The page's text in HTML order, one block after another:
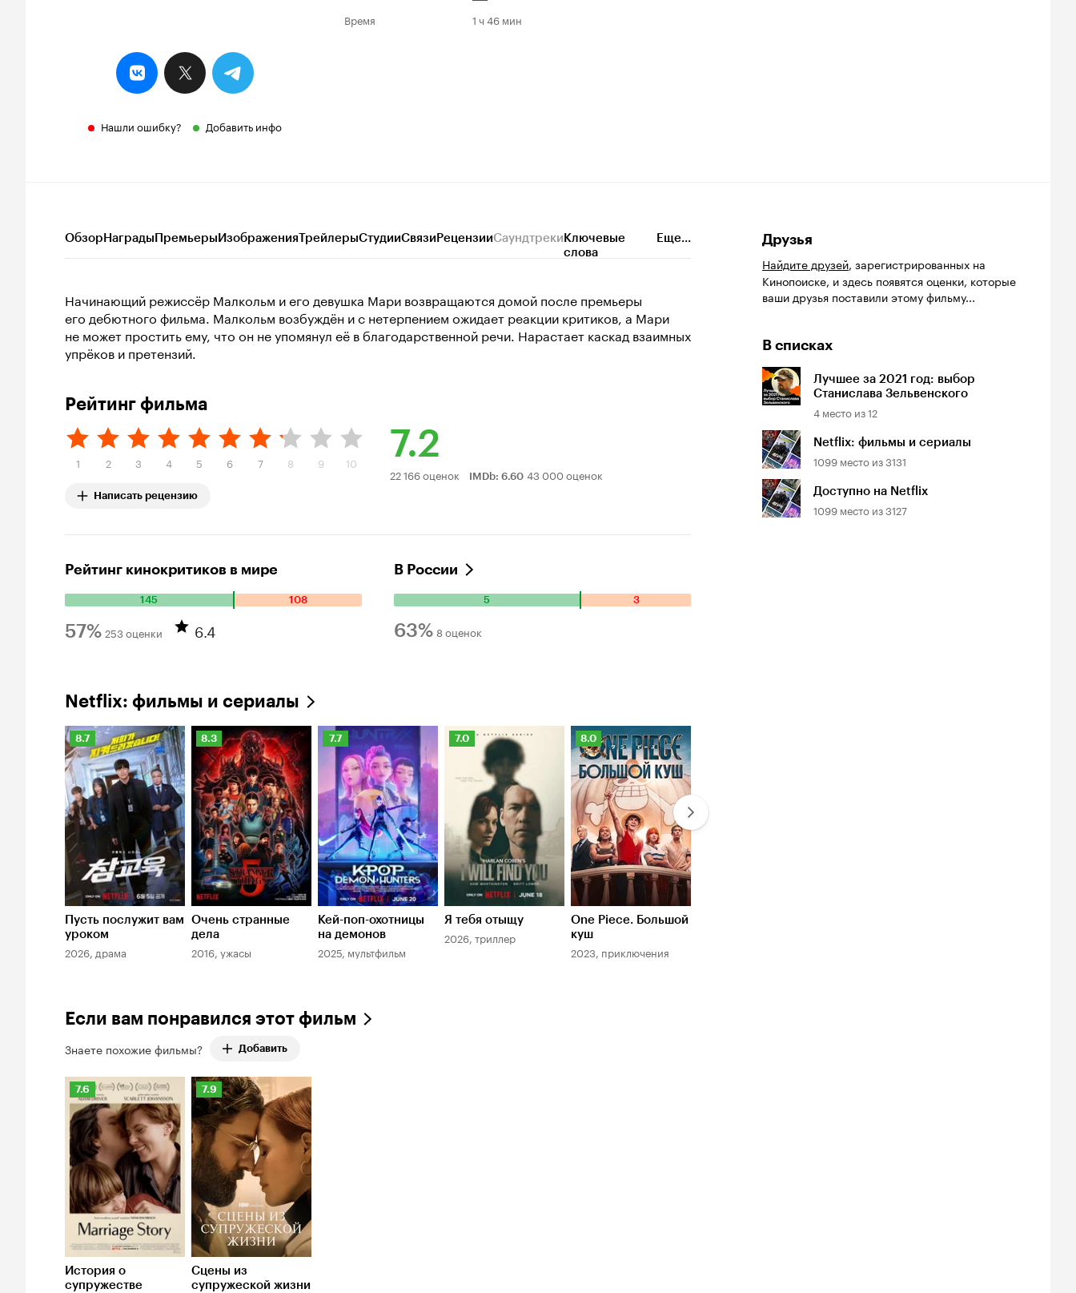
Нашли ошибку? Добавить инфо
Время 1 ч 46 мин
ОбзорНаградыПремьерыИзображенияТрейлерыСтудииСвязиРецензииСаундтрекиКлючевые
слова
Еще...
Начинающий режиссёр Малкольм и его девушка Мари возвращаются домой после премьеры
его дебютного фильма. Малкольм возбуждён и с нетерпением ожидает реакции критиков, а Мари
не может простить ему, что он не упомянул её в благодарственной речи. Нарастает каскад взаимных
упрёков и претензий.
Рейтинг фильма
1 2 3 4 5 6 7 8 9 10
Написать рецензию
7.2
Рейтинг
7.2
22 166 оценок IMDb: 6.60 43 000 оценок
Рейтинг кинокритиков в мире
145 108
Количество
положительных
оценок:
оценок:
57%
57%
253 оценки 6.4
В России
5 3
Количество
положительных
оценок:
63% 8 оценок
Netflix: фильмы и сериалы
Рейтинг
Кинопоиска
8.7
8.7
Пусть послужит вам
уроком
2026, драма
Рейтинг
Кинопоиска
8.3
8.3
Очень странные
дела
2016, ужасы
Рейтинг
Кинопоиска
7.7
Кей-поп-охотницы
на демонов
2025, мультфильм
Рейтинг
Кинопоиска
7.0
Я тебя отыщу
2026, триллер
Рейтинг
Кинопоиска
8.0
8.0
One Piece. Большой
куш
2023, приключения
Если вам понравился этот фильм
Знаете похожие фильмы? Добавить
Рейтинг
Кинопоиска
7.6
7.6
История о
супружестве
Рейтинг
Кинопоиска
7.9
7.9
Сцены из
супружеской жизни
Друзья
Найдите друзей, зарегистрированных на
Кинопоиске, и здесь появятся оценки, которые
ваши друзья поставили этому фильму...
В списках
Лучшее за 2021 год: выбор
Станислава Зельвенского
4 место из12
Netflix: фильмы и сериалы
1099 место из3131
Доступно на Netflix
1099 место из3127